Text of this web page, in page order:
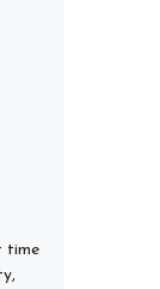
time